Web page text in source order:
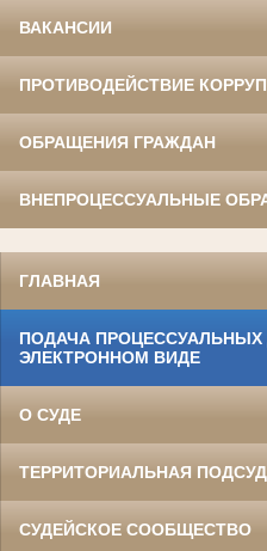
ВАКАНСИИ
ПРОТИВОДЕЙСТВИЕ
ОБРАЩЕНИЯ ГРАЖДАН
ВНЕПРОЦЕССУАЛЬНЫЕ
ГЛАВНАЯ
ПОДАЧА
ЭЛЕКТРОННОМ ВИДЕ
О СУДЕ
ТЕРРИТОРИАЛЬНАЯ
СУДЕЙСКОЕ СООБЩЕСТВО